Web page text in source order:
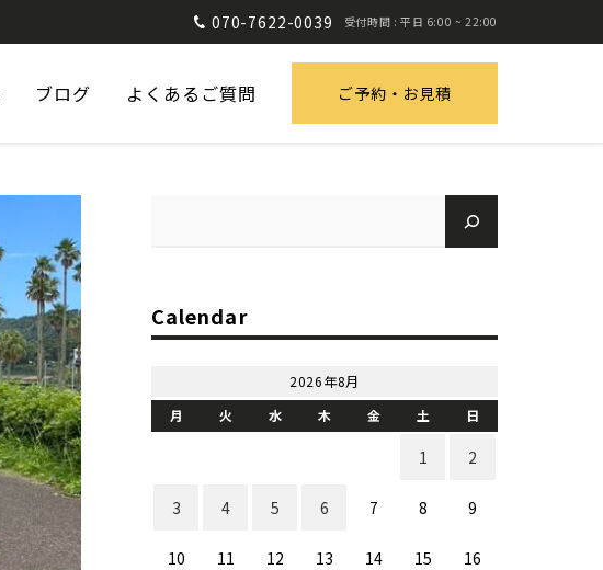
070-7622-0039 受付時間 : 平日 6:00 ~ 22:00
ブログ よくあるご質問 ご予約・お見積
Calendar
2026年8月
月
火 水 木 金 土 日
1 2
3 4 5 6 7 8 9
10 11 12 13 14 15 16